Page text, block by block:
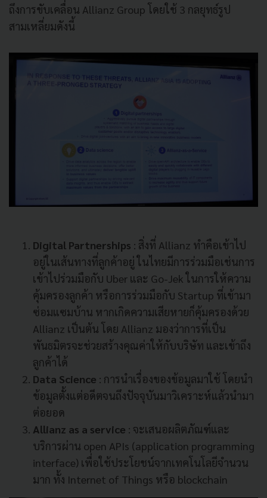
ถึงการขับเคลื่อน Allianz Group โดยใช้ 3 กลยุทธ์รูป
สามเหลี่ยมดังนี้
Digital Partnerships : สิ่งที่ Allianz ทำคือเข้าไป
อยู่ในเส้นทางที่ลูกค้าอยู่ ในไทยมีการร่วมมือเช่นการ
เข้าไปร่วมมือกับ Uber และ Go-Jek ในการให้ความ
คุ้มครองลูกค้า หรือการร่วมมือกับ Startup ที่เข้ามา
ซ่อมแซมบ้าน หากเกิดความเสียหายก็คุ้มครองด้วย
Allianz เป็นต้น โดย Allianz มองว่าการที่เป็น
พันธมิตรจะช่วยสร้างคุณค่าให้กับบริษัท และเข้าถึง
ลูกค้าได้
Data Science : การนำเรื่องของข้อมูลมาใช้ โดยนำ
ข้อมูลตั้งแต่อดีตจนถึงปัจจุบันมาวิเคราะห์แล้วนำมา
ต่อยอด
Allianz as a service : จะเสนอผลิตภัณฑ์และ
บริการผ่าน open APIs (application programming
interface) เพื่อใช้ประโยชน์จากเทคโนโลยีจำนวน
มาก ทั้ง Internet of Things หรือ blockchain